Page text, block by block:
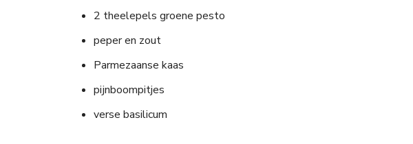
2 theelepels groene pesto
peper en zout
Parmezaanse kaas
pijnboompitjes
verse basilicum